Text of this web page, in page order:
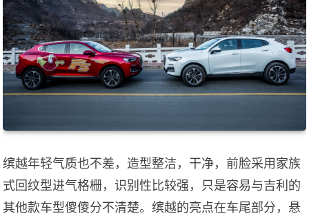
缤越年轻气质也不差，造型整洁，干净，前脸采用家族
式回纹型进气格栅，识别性比较强，只是容易与吉利的
其他款车型傻傻分不清楚。缤越的亮点在车尾部分，悬